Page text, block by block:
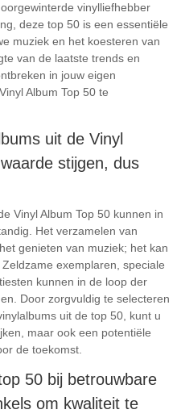
vinylliefhebber
deze top 50 is een essentiële
muziek en het koesteren van
van de laatste trends en
in jouw eigen
Album Top 50 te
uit de Vinyl
stijgen, dus
Vinyl Album Top 50 kunnen in
Het verzamelen van
genieten van muziek; het kan
exemplaren, speciale
kunnen in de loop der
Door zorgvuldig te selecteren
uit de top 50, kunt u
maar ook een potentiële
de toekomst.
50 bij betrouwbare
om kwaliteit te